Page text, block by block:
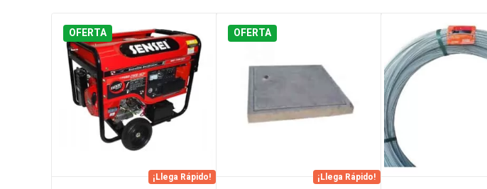
OFERTA
¡Llega Rápido!
OFERTA
¡Llega Rápido!